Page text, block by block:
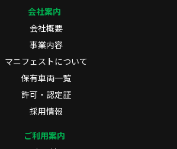
会社案内
会社概要
事業内容
マニフェストについて
保有車両一覧
許可・認定証
採用情報
ご利用案内